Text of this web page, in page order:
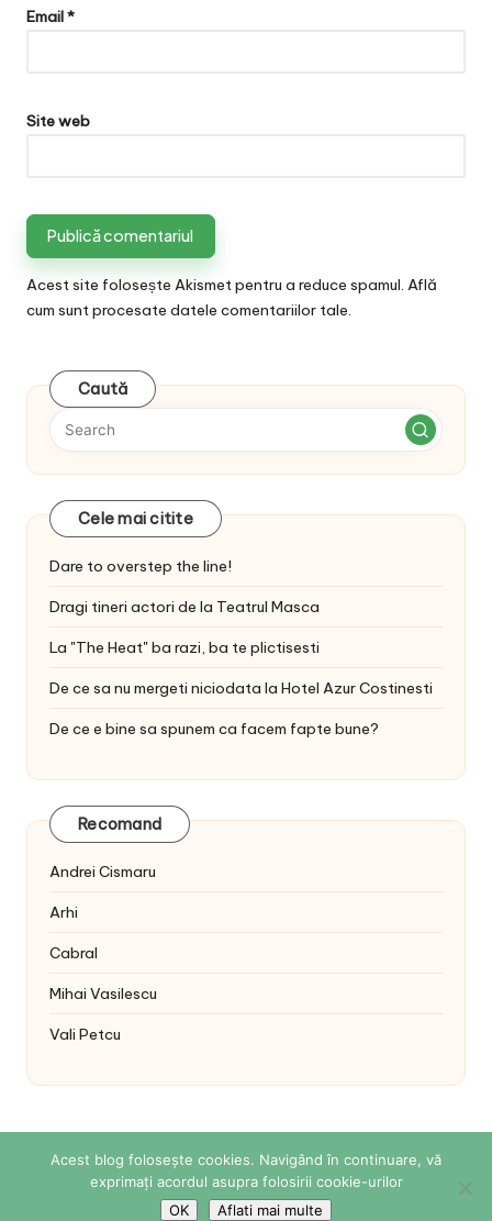
Email*
Site web
Acest site folosește Akismet pentru a reduce spamul. Află
cum sunt procesate datele comentariilor tale.
Caută
Cele mai citite
Dare to overstep the line!
Dragi tineri actori de la Teatrul Masca
La "The Heat" ba razi, ba te plictisesti
De ce sa nu mergeti niciodata la Hotel Azur Costinesti
De ce e bine sa spunem ca facem fapte bune?
Recomand
Andrei Cismaru
Arhi
Cabral
Mihai Vasilescu
Vali Petcu
Copyright 2026 — Sabina Cornovac Online. All rights
reserved. Bloglo WordPress Theme
Acest blog folosește cookies. Navigând în continuare, vă
exprimați acordul asupra folosirii cookie-urilor
OK
Aflati mai multe